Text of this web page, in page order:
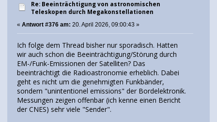
Re: Beeinträchtigung von astronomischen
Teleskopen durch Megakonstellationen
« Antwort #376 am: 20. April 2026, 09:00:43 »
Ich folge dem Thread bisher nur sporadisch. Hatten
wir auch schon die Beeinträchtigung/Störung durch
EM-/Funk-Emissionen der Satelliten? Das
beeinträchtigt die Radioastronomie erheblich. Dabei
geht es nicht um die genehmigten Funkbänder,
sondern "unintentionel emissions" der Bordelektronik.
Messungen zeigen offenbar (ich kenne einen Bericht
der CNES) sehr viele "Sender".